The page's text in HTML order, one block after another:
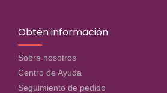
Obtén información
Sobre nosotros
Centro de Ayuda
Seguimiento de pedido